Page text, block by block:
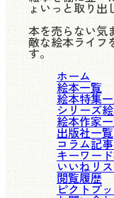
ょいっと取り出
本を売らない気
敵な絵本ライフ
す。
ホーム
絵本一覧
絵本特集
シリーズ
絵本作家
出版社一覧
コラム記
キーワー
いいねリ
閲覧履歴
ピクトブ